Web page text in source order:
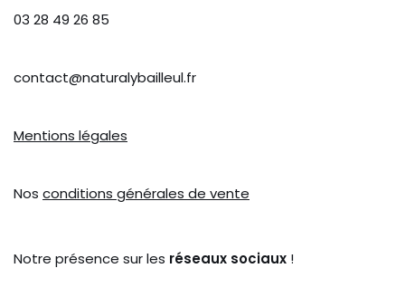
03 28 49 26 85
contact@naturalybailleul.fr
Mentions légales
Nos conditions générales de vente
Notre présence sur les réseaux sociaux !